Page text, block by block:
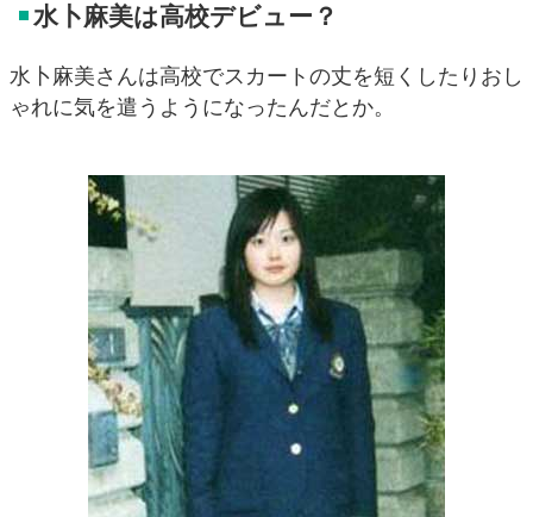
水卜麻美は高校デビュー？
水卜麻美さんは高校でスカートの丈を短くしたりおし
ゃれに気を遣うようになったんだとか。